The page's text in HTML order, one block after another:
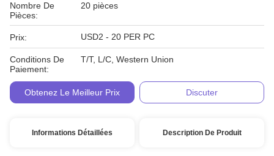
Nombre De
Pièces:
20 pièces
Prix: USD2 - 20 PER PC
Conditions De
Paiement:
T/T, L/C, Western Union
Obtenez Le Meilleur Prix Discuter
Informations Détaillées Description De Produit